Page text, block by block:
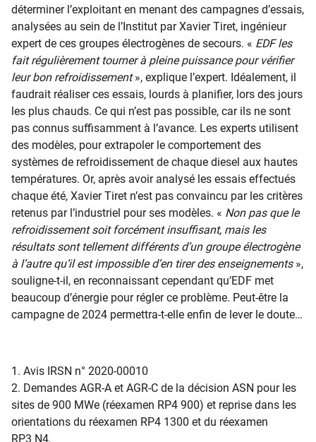
déterminer l’exploitant en menant des campagnes d’essais,
analysées au sein de l’Institut par Xavier Tiret, ingénieur
expert de ces groupes électrogènes de secours. « EDF les
fait régulièrement tourner à pleine puissance pour vérifier
leur bon refroidissement», explique l’expert. Idéalement, il
faudrait réaliser ces essais, lourds à planifier, lors des jours
les plus chauds. Ce qui n’est pas possible, car ils ne sont
pas connus suffisamment à l’avance. Les experts utilisent
des modèles, pour extrapoler le comportement des
systèmes de refroidissement de chaque diesel aux hautes
températures. Or, après avoir analysé les essais effectués
chaque été, Xavier Tiret n’est pas convaincu par les critères
retenus par l’industriel pour ses modèles. « Non pas que le
refroidissement soit forcément insuffisant, mais les
résultats sont tellement différents d’un groupe électrogène
à l’autre qu’il est impossible d’en tirer des enseignements»,
souligne-t-il, en reconnaissant cependant qu’EDF met
beaucoup d’énergie pour régler ce problème. Peut-être la
campagne de 2024 permettra-t-elle enfin de lever le doute…
1. Avis IRSN n° 2020-00010
2. Demandes AGR-A et AGR-C de la décision ASN pour les
sites de 900 MWe (réexamen RP4 900) et reprise dans les
orientations du réexamen RP4 1300 et du réexamen
RP3 N4.